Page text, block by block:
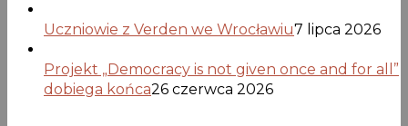
Uczniowie z Verden we Wrocławiu7 lipca 2026
Projekt „Democracy is not given once and for all”
dobiega końca26 czerwca 2026